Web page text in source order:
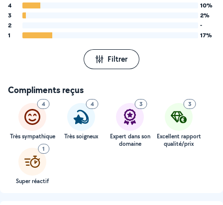
4
10%
3
2%
2
-
1
17%
Filtrer
Compliments reçus
4
Très sympathique
4
Très soigneux
3
Expert dans son
domaine
3
Excellent rapport
qualité/prix
1
Super réactif